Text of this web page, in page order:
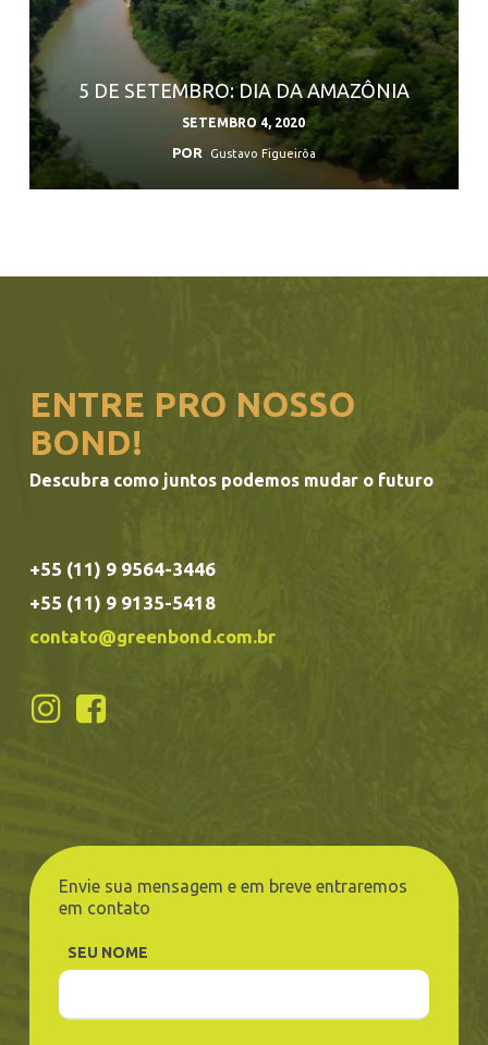
5 DE SETEMBRO: DIA DA AMAZÔNIA
SETEMBRO 4, 2020
POR Gustavo Figueirôa
ENTRE PRO NOSSO
BOND!
Descubra como juntos podemos mudar o futuro
+55 (11) 9 9564-3446
+55 (11) 9 9135-5418
contato@greenbond.com.br
Envie sua mensagem e em breve entraremos
em contato
SEU NOME